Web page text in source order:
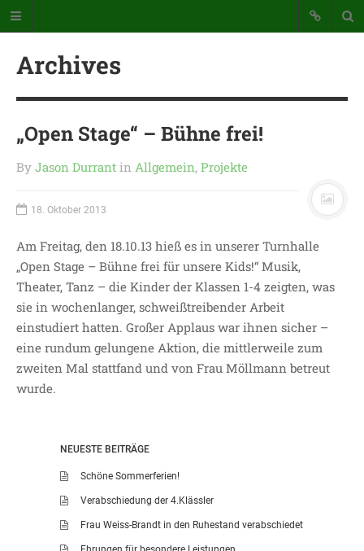
Katholische Grundschule der
Bunte Schule mit Takt und Schwung
STARTSEITE
WICHTIGES AUS UNSERER
SCHULE
UNSER SCHULTAG
KONTAKT
UND MITWIRKUNG
JOHANNESSCHULE
KOLLEGIUM
OGGS
Archives
„Open Stage“ – Bühne frei!
By Jason Durrant in Allgemein, Projekte
18. Oktober 2013
Am Freitag, den 18.10.13 hieß es in unserer Turnhalle
„Open Stage – Bühne frei für unsere Kids!“ Musik,
Theater, Tanz – die Kinder der Klassen 1-4 zeigten, was
sie in wochenlanger, schweißtreibender Arbeit
einstudiert hatten. Großer Applaus war ihnen sicher –
eine rundum gelungene Aktion, die mittlerweile zum
zweiten Mal stattfand und von Frau Möllmann betreut
wurde.
NEUESTE BEITRÄGE
Schöne Sommerferien!
Verabschiedung der 4.Klässler
Frau Weiss-Brandt in den Ruhestand verabschiedet